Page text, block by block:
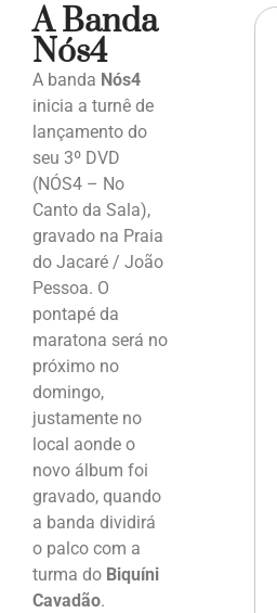
A Banda
Nós4
A banda Nós4
inicia a turnê de
lançamento do
seu 3º DVD
(NÓS4 – No
Canto da Sala),
gravado na Praia
do Jacaré / João
Pessoa. O
pontapé da
maratona será no
próximo no
domingo,
justamente no
local aonde o
novo álbum foi
gravado, quando
a banda dividirá
o palco com a
turma do Biquíni
Cavadão.